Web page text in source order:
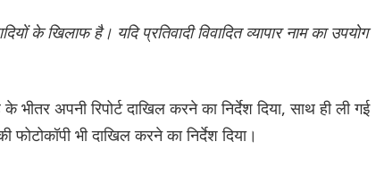
के खिलाफ है। यदि प्रतिवादी विवादित व्यापार नाम का उपयोग
अपनी रिपोर्ट दाखिल करने का निर्देश दिया, साथ ही ली गई
भी दाखिल करने का निर्देश दिया।